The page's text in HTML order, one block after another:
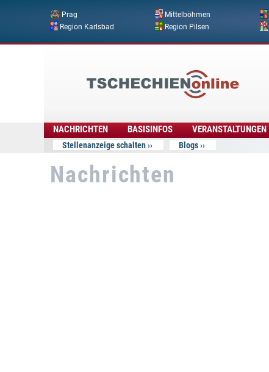
Prag Mittelböhmen
Region Karlsbad
Region Pilsen
Online
NACHRICHTEN BASISINFOS VERANSTALTUNGEN
Stellenanzeige schalten Blogs
Nachrichten